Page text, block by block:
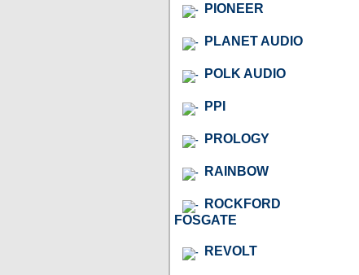
PIONEER
PLANET AUDIO
POLK AUDIO
PPI
PROLOGY
RAINBOW
ROCKFORD
FOSGATE
REVOLT